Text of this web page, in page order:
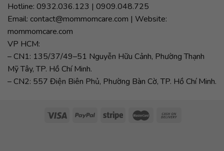
Hotline: 0932.036.123 | 0909.048.725
Email: contact@mommomcare.com | Website:
mommomcare.com
VP HCM:
– CN1: 135/37/49–51 Nguyễn Hữu Cảnh, Phường Thạnh
Mỹ Tây, TP. Hồ Chí Minh.
– CN2: 557 Điện Biên Phủ, Phường Bàn Cờ, TP. Hồ Chí Minh.